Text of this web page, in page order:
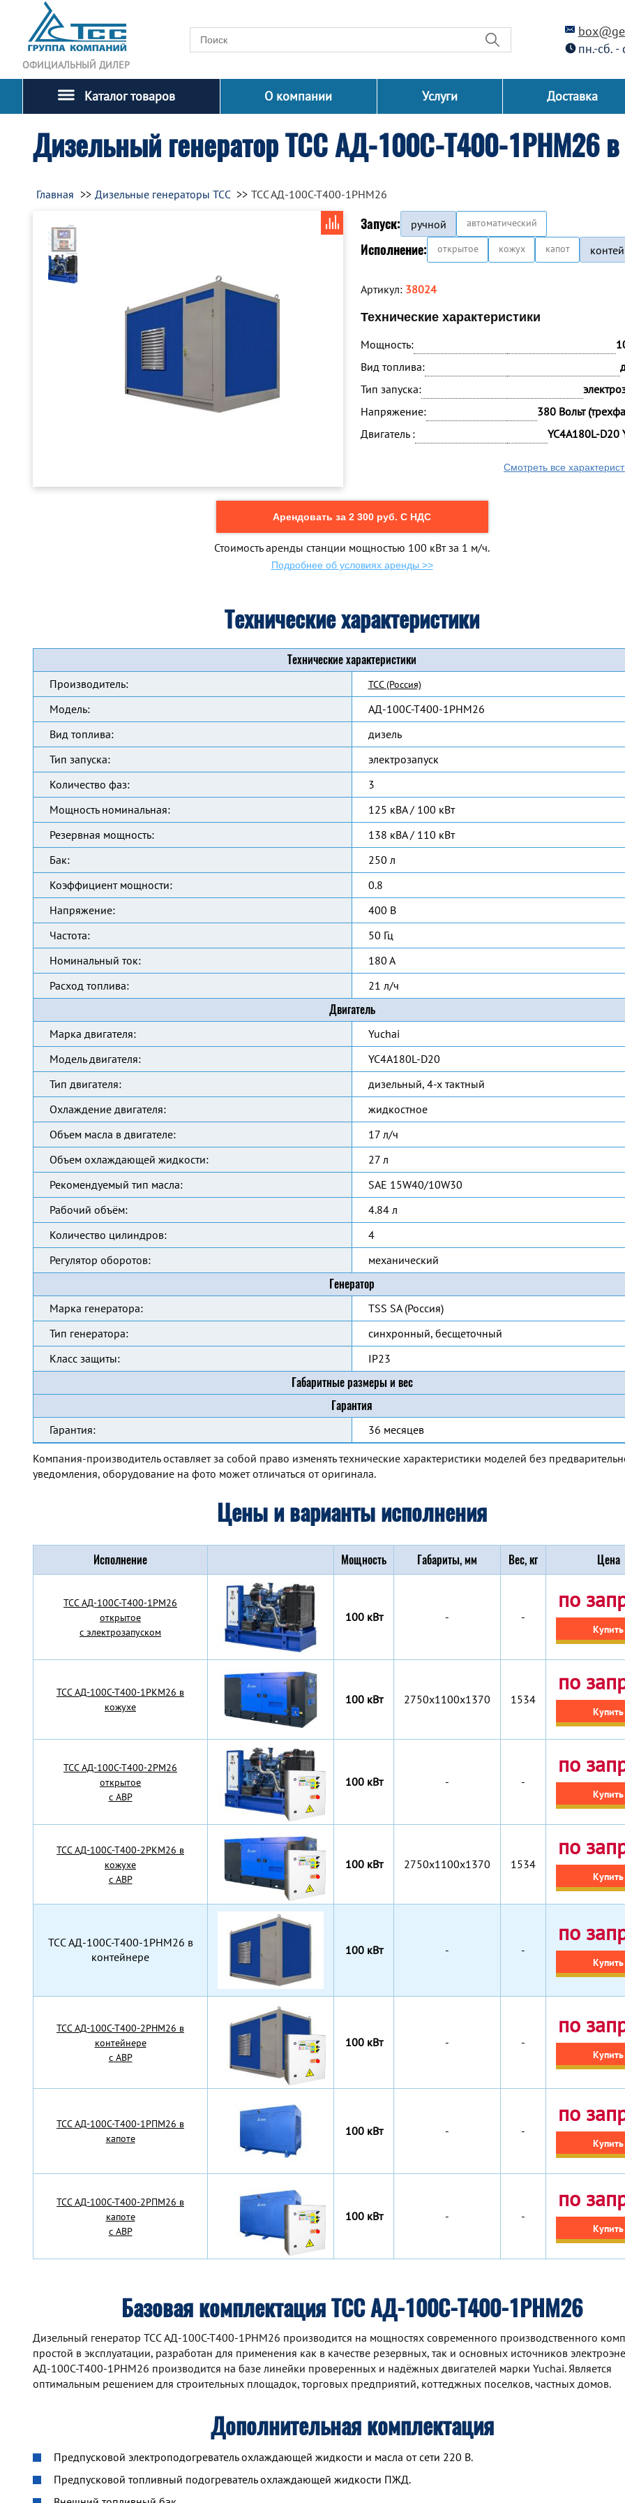
ОФИЦИАЛЬНЫЙ ДИЛЕР
пн.-сб.
Каталог товаров О компании Услуги Доставка
Дизельный генератор ТСС АД-100С-Т400-1РНМ26 в
Главная Дизельные генераторы ТСС ТСС АД-100С-Т400-1РНМ26
Запуск: ручной автоматический
Исполнение: открытое кожух капот
Артикул: 38024
Технические характеристики
Мощность:
Вид топлива:
Тип запуска:
Напряжение:
380 Вольт
Двигатель :
YC4A180L-D20
Смотреть все
Арендовать за 2 300 руб. С НДС
Стоимость аренды станции мощностью 100 кВт за 1 м/ч.
Подробнее об условиях аренды >>
Технические характеристики
Технические характеристики
Производитель: ТСС (Россия)
Модель:
АД-100С-Т400-1РНМ26
Вид топлива:
дизель
Тип запуска:
электрозапуск
Количество фаз:
3
Мощность номинальная:
125 кВА / 100 кВт
Резервная мощность:
138 кВА / 110 кВт
Бак:
250 л
Коэффициент мощности:
0.8
Напряжение:
400 В
Частота:
50 Гц
Номинальный ток:
180 А
Расход топлива:
21 л/ч
Двигатель
Марка двигателя:
Yuchai
Модель двигателя:
YC4A180L-D20
Тип двигателя:
дизельный, 4-х тактный
Охлаждение двигателя:
жидкостное
Объем масла в двигателе:
17 л/ч
Объем охлаждающей жидкости:
27 л
Рекомендуемый тип масла:
SAE 15W40/10W30
Рабочий объём:
4.84 л
Количество цилиндров:
4
Регулятор оборотов:
механический
Генератор
Марка генератора:
TSS SA (Россия)
Тип генератора:
синхронный, бесщеточный
Класс защиты:
IP23
Габаритные размеры и вес
Гарантия
Гарантия: 36 месяцев
Компания-производитель оставляет за собой право изменять технические характеристики моделей без
уведомления, оборудование на фото может отличаться от оригинала.
Цены и варианты исполнения
Исполнение Мощность Габариты, мм Вес, кг Цена
TCC АД-100С-Т400-1РМ26
открытое
с электрозапуском
100 кВт - -
по
Купить
TCC АД-100С-Т400-1РКМ26 в
кожухе
100 кВт 2750x1100x1370 1534
по
Купить
TCC АД-100С-Т400-2РМ26
открытое
с АВР
100 кВт - -
по
Купить
TCC АД-100С-Т400-2РКМ26 в
кожухе
с АВР
100 кВт 2750x1100x1370 1534
по
Купить
TCC АД-100С-Т400-1РНМ26 в
контейнере
100 кВт - -
по
Купить
TCC АД-100С-Т400-2РНМ26 в
контейнере
с АВР
100 кВт - -
по
Купить
TCC АД-100С-Т400-1РПМ26 в
капоте
100 кВт - -
по
Купить
TCC АД-100С-Т400-2РПМ26 в
капоте
с АВР
100 кВт - -
по
Купить
Базовая комплектация ТСС АД-100С-Т400-1РНМ26
Дизельный генератор TCC АД-100С-Т400-1РНМ26 производится на мощностях современного производственного
простой в эксплуатации, разработан для применения как в качестве резервных, так и основных источников
АД-100С-Т400-1РНМ26 производится на базе линейки проверенных и надёжных двигателей марки Yuchai. Является
оптимальным решением для строительных площадок, торговых предприятий, коттеджных поселков, частных домов.
Дополнительная комплектация
Предпусковой электроподогреватель охлаждающей жидкости и масла от сети 220 В.
Предпусковой топливный подогреватель охлаждающей жидкости ПЖД.